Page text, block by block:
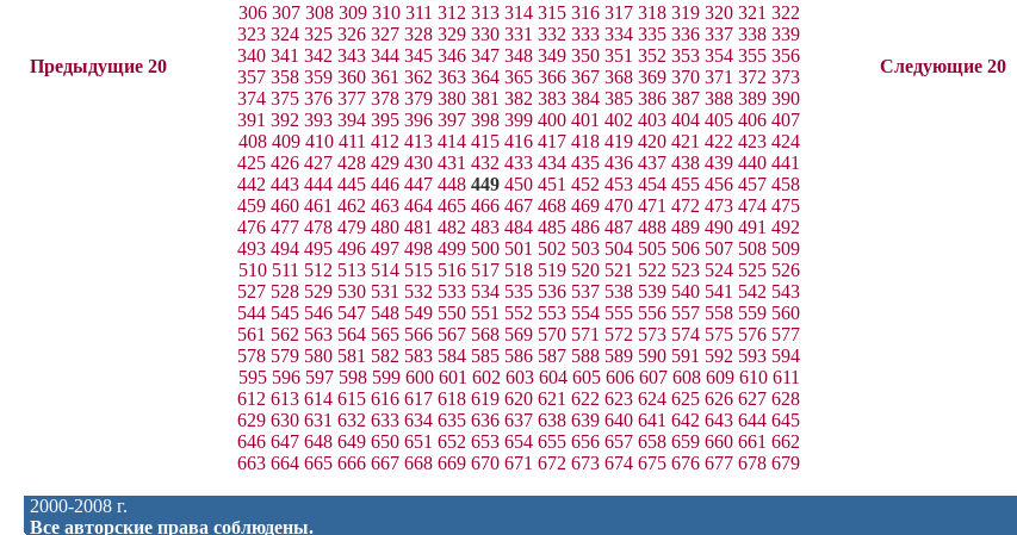
Предыдущие 20
306 307 308 309 310 311 312 313 314 315 316 317 318 319 320 321 322
323 324 325 326 327 328 329 330 331 332 333 334 335 336 337 338 339
340 341 342 343 344 345 346 347 348 349 350 351 352 353 354 355 356
357 358 359 360 361 362 363 364 365 366 367 368 369 370 371 372 373
374 375 376 377 378 379 380 381 382 383 384 385 386 387 388 389 390
391 392 393 394 395 396 397 398 399 400 401 402 403 404 405 406 407
408 409 410 411 412 413 414 415 416 417 418 419 420 421 422 423 424
425 426 427 428 429 430 431 432 433 434 435 436 437 438 439 440 441
442 443 444 445 446 447 448 449 450 451 452 453 454 455 456 457 458
459 460 461 462 463 464 465 466 467 468 469 470 471 472 473 474 475
476 477 478 479 480 481 482 483 484 485 486 487 488 489 490 491 492
493 494 495 496 497 498 499 500 501 502 503 504 505 506 507 508 509
510 511 512 513 514 515 516 517 518 519 520 521 522 523 524 525 526
527 528 529 530 531 532 533 534 535 536 537 538 539 540 541 542 543
544 545 546 547 548 549 550 551 552 553 554 555 556 557 558 559 560
561 562 563 564 565 566 567 568 569 570 571 572 573 574 575 576 577
578 579 580 581 582 583 584 585 586 587 588 589 590 591 592 593 594
595 596 597 598 599 600 601 602 603 604 605 606 607 608 609 610 611
612 613 614 615 616 617 618 619 620 621 622 623 624 625 626 627 628
629 630 631 632 633 634 635 636 637 638 639 640 641 642 643 644 645
646 647 648 649 650 651 652 653 654 655 656 657 658 659 660 661 662
663 664 665 666 667 668 669 670 671 672 673 674 675 676 677 678 679
Следующие 20
2000-2008 г.
Все авторские права соблюдены.